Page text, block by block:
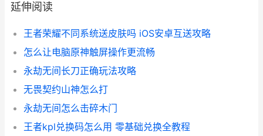
延伸阅读
王者荣耀不同系统送皮肤吗 iOS安卓互送攻略
怎么让电脑原神触屏操作更流畅
永劫无间长刀正确玩法攻略
无畏契约山神怎么打
永劫无间怎么击碎木门
王者kpl兑换码怎么用 零基础兑换全教程